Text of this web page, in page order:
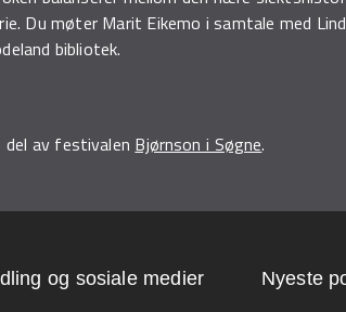
Du møter Marit Eikemo i samtale med
bibliotek.
av festivalen Bjørnson i Søgne.
og sosiale medier Nyeste